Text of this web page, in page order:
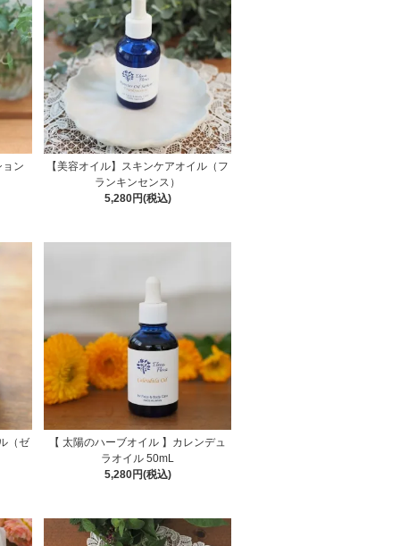
ョン
【美容オイル】スキンケアオイル（フ
ランキンセンス）
5,280円(税込)
（ゼ
【 太陽のハーブオイル 】カレンデュ
ラオイル 50mL
5,280円(税込)